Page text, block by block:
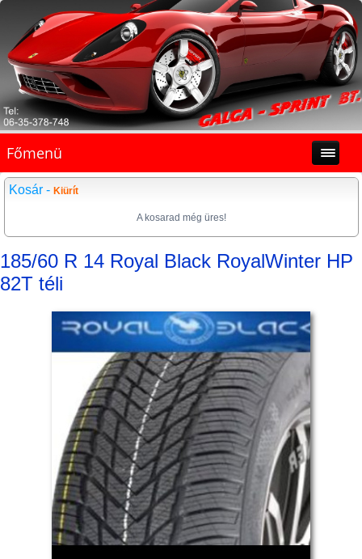
Főmenü
Kosár - Kiürít
A kosarad még üres!
185/60 R 14 Royal Black RoyalWinter HP
82T téli